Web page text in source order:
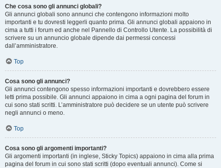
Che cosa sono gli annunci globali?
Gli annunci globali sono annunci che contengono informazioni molto
importanti e tu dovresti leggerli quanto prima. Gli annunci globali appaiono in
cima a tutti i forum ed anche nel Pannello di Controllo Utente. La possibilità di
scrivere su un annuncio globale dipende dai permessi concessi
dall’amministratore.
Top
Cosa sono gli annunci?
Gli annunci contengono spesso informazioni importanti e dovrebbero essere
letti prima possibile. Gli annunci appaiono in cima a ogni pagina del forum in
cui sono stati scritti. L’amministratore può decidere se un utente può scrivere
negli annunci o meno.
Top
Cosa sono gli argomenti importanti?
Gli argomenti importanti (in inglese, Sticky Topics) appaiono in cima alla prima
pagina del forum in cui sono stati scritti (dopo eventuali annunci). Come si